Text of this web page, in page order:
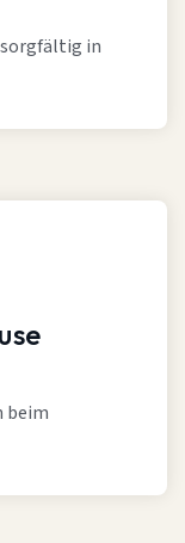
in
beim